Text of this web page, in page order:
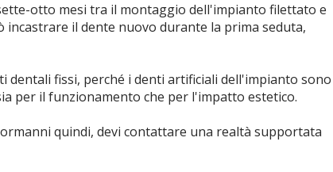
otto mesi tra il montaggio dell'impianto filettato e
il dente nuovo durante la prima seduta,
fissi, perché i denti artificiali dell'impianto sono
per il funzionamento che per l'impatto estetico.
quindi, devi contattare una realtà supportata